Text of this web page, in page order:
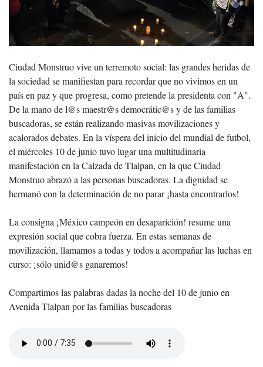
Ciudad Monstruo vive un terremoto social: las grandes heridas de
la sociedad se manifiestan para recordar que no vivimos en un
país en paz y que progresa, como pretende la presidenta con "A".
De la mano de l@s maestr@s democrátic@s y de las familias
buscadoras, se están realizando masivas movilizaciones y
acalorados debates. En la víspera del inicio del mundial de futbol,
el miércoles 10 de junio tuvo lugar una multitudinaria
manifestación en la Calzada de Tlalpan, en la que Ciudad
Monstruo abrazó a las personas buscadoras. La dignidad se
hermanó con la determinación de no parar ¡hasta encontrarlos!
La consigna ¡México campeón en desaparición! resume una
expresión social que cobra fuerza. En estas semanas de
movilización, llamamos a todas y todos a acompañar las luchas en
curso: ¡sólo unid@s ganaremos!
Compartimos las palabras dadas la noche del 10 de junio en
Avenida Tlalpan por las familias buscadoras